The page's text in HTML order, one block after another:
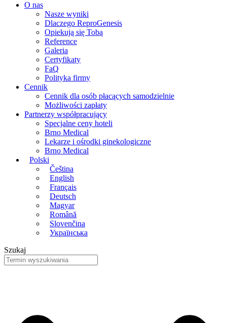
O nas
Nasze wyniki
Dlaczego ReproGenesis
Opiekują się Tobą
Reference
Galeria
Certyfikaty
FaQ
Polityka firmy
Cennik
Cennik dla osób płacących samodzielnie
Możliwości zapłaty
Partnerzy współpracujący
Specjalne ceny hoteli
Brno Medical
Lekarze i ośrodki ginekologiczne
Brno Medical
Polski
Čeština
English
Français
Deutsch
Magyar
Română
Slovenčina
Українська
Szukaj